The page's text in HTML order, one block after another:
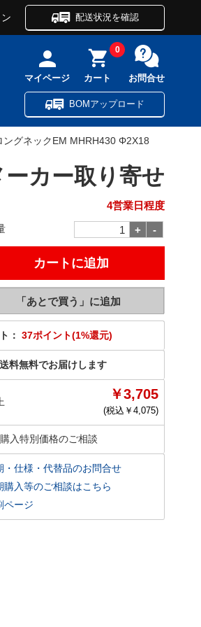
配送状況を確認
マイページ カート
0
お問合せ
BOMアップロード
ングネックEM MHRH430 Φ2X18
ーカー取り寄せ
4営業日程度
： 37ポイント(1%還元)
送料無料でお届けします
￥3,705
(税込￥ 4,075)
入特別価格のご相談
・仕様・代替品のお問合せ
購入等のご相談はこちら
ページ